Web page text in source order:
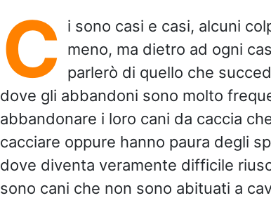
C i sono casi e casi, alcuni
meno, ma dietro ad ogni
parlerò di quello che
dove gli abbandoni sono molto
abbandonare i loro cani da caccia
cacciare oppure hanno paura degli
dove diventa veramente difficile
sono cani che non sono abituati a